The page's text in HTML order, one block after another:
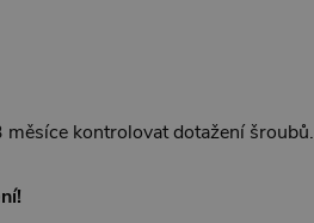
kontrolovat dotažení šroubů.